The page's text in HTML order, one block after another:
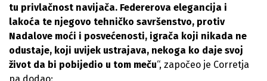
tu privlačnost navijača. Federerova elegancija i
lakoća te njegovo tehničko savršenstvo, protiv
Nadalove moći i posvećenosti, igrača koji nikada ne
odustaje, koji uvijek ustrajava, nekoga ko daje svoj
život da bi pobijedio u tom meču“, započeo je Corretja